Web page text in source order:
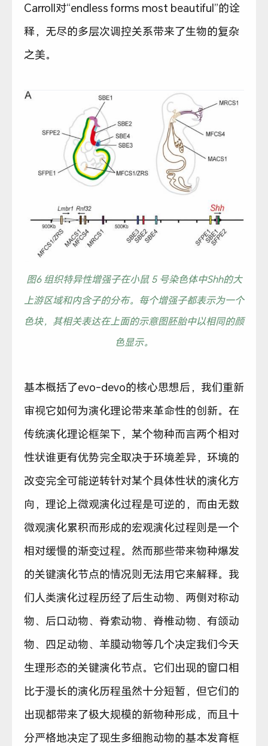
Carroll对“endless forms most beautiful”的诠
释，无尽的多层次调控关系带来了生物的复杂
之美。
图6 组织特异性增强子在小鼠 5 号染色体中Shh的大
上游区域和内含子的分布。每个增强子都表示为一个
色块，其相关表达在上面的示意图胚胎中以相同的颜
色显示。
基本概括了evo-devo的核心思想后，我们重新
审视它如何为演化理论带来革命性的创新。在
传统演化理论框架下，某个物种而言两个相对
性状谁更有优势完全取决于环境差异，环境的
改变完全可能逆转针对某个具体性状的演化方
向，理论上微观演化过程是可逆的，而由无数
微观演化累积而形成的宏观演化过程则是一个
相对缓慢的渐变过程。然而那些带来物种爆发
的关键演化节点的情况则无法用它来解释。我
们人类演化过程历经了后生动物、两侧对称动
物、后口动物、脊索动物、脊椎动物、有颌动
物、四足动物、羊膜动物等几个决定我们今天
生理形态的关键演化节点。它们出现的窗口相
比于漫长的演化历程虽然十分短暂，但它们的
出现都带来了极大规模的新物种形成，而且十
分严格地决定了现生多细胞动物的基本发育框